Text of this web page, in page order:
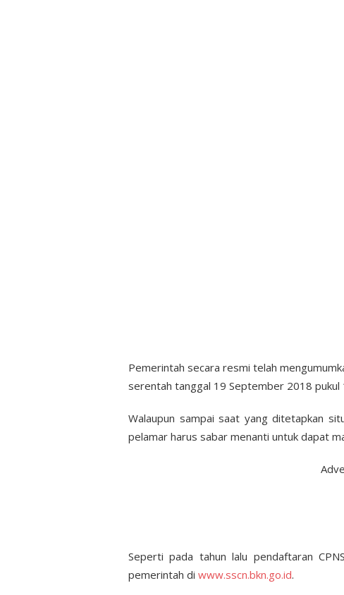
Pemerintah secara resmi telah
serentah tanggal 19 September 2018 pukul
Walaupun sampai saat yang ditetapkan
pelamar harus sabar menanti untuk dapat
Seperti pada tahun lalu pendaftaran
pemerintah di www.sscn.bkn.go.id.